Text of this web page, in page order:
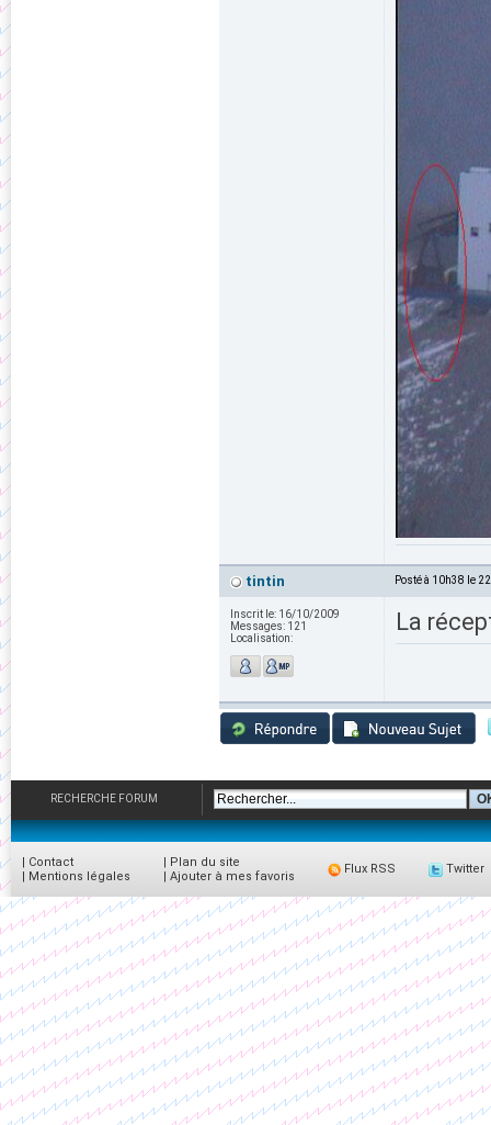
tintin Posté à 10h38 le
Inscrit le: 16/10/2009
Messages: 121
Localisation:
La
RECHERCHE FORUM
| Contact
| Mentions légales
| Plan du site
| Ajouter à mes favoris
Flux RSS Twitter